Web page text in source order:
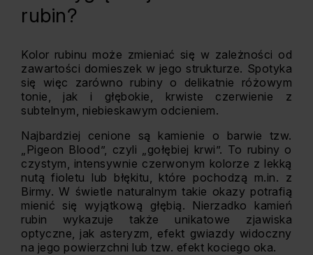
rubin?
Kolor rubinu może zmieniać się w zależności od
zawartości domieszek w jego strukturze. Spotyka
się więc zarówno rubiny o delikatnie różowym
tonie, jak i głębokie, krwiste czerwienie z
subtelnym, niebieskawym odcieniem.
Najbardziej cenione są kamienie o barwie tzw.
„Pigeon Blood”, czyli „gołębiej krwi”. To rubiny o
czystym, intensywnie czerwonym kolorze z lekką
nutą fioletu lub błękitu, które pochodzą m.in. z
Birmy. W świetle naturalnym takie okazy potrafią
mienić się wyjątkową głębią. Nierzadko kamień
rubin wykazuje także unikatowe zjawiska
optyczne, jak asteryzm, efekt gwiazdy widoczny
na jego powierzchni lub tzw. efekt kociego oka.